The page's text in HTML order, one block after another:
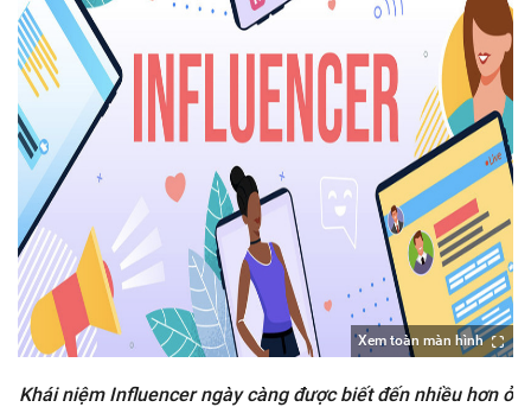
Xem toàn màn hình
Khái niệm Influencer ngày càng được biết đến nhiều hơn ở